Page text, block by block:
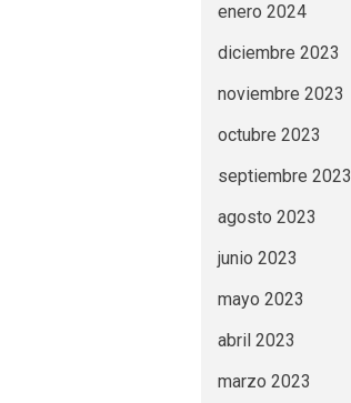
enero 2024
diciembre 2023
noviembre 2023
octubre 2023
septiembre 2023
agosto 2023
junio 2023
mayo 2023
abril 2023
marzo 2023